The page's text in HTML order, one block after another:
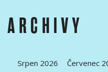
ARCHIVY
Srpen 2026 Červenec